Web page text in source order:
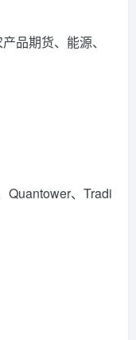
品期货、能源、
Quantower、Tradi